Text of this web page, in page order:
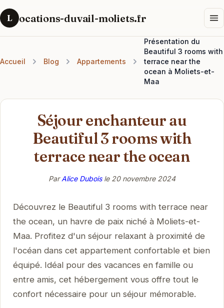
L ocations-duvail-moliets.fr
Accueil Blog Appartements
Présentation du
Beautiful 3 rooms with
terrace near the
ocean à Moliets-et-
Maa
Séjour enchanteur au
Beautiful 3 rooms with
terrace near the ocean
ParAlice Duboisle 20 novembre 2024
Découvrez le Beautiful 3 rooms with terrace near
the ocean, un havre de paix niché à Moliets-et-
Maa. Profitez d'un séjour relaxant à proximité de
l'océan dans cet appartement confortable et bien
équipé. Idéal pour des vacances en famille ou
entre amis, cet hébergement vous offre tout le
confort nécessaire pour un séjour mémorable.